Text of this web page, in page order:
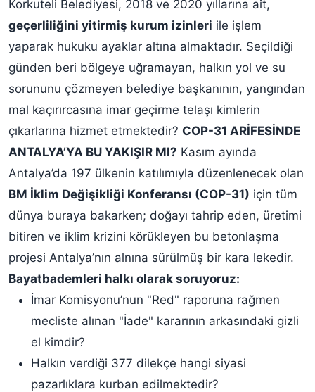
Korkuteli Belediyesi, 2018 ve 2020 yıllarına ait,
geçerliliğini yitirmiş kurum izinleri ile işlem
yaparak hukuku ayaklar altına almaktadır. Seçildiği
günden beri bölgeye uğramayan, halkın yol ve su
sorununu çözmeyen belediye başkanının, yangından
mal kaçırırcasına imar geçirme telaşı kimlerin
çıkarlarına hizmet etmektedir? COP-31 ARİFESİNDE
ANTALYA’YA BU YAKIŞIR MI? Kasım ayında
Antalya’da 197 ülkenin katılımıyla düzenlenecek olan
BM İklim Değişikliği Konferansı (COP-31) için tüm
dünya buraya bakarken; doğayı tahrip eden, üretimi
bitiren ve iklim krizini körükleyen bu betonlaşma
projesi Antalya’nın alnına sürülmüş bir kara lekedir.
Bayatbademleri halkı olarak soruyoruz:
İmar Komisyonu’nun "Red" raporuna rağmen
mecliste alınan "İade" kararının arkasındaki gizli
el kimdir?
Halkın verdiği 377 dilekçe hangi siyasi
pazarlıklara kurban edilmektedir?